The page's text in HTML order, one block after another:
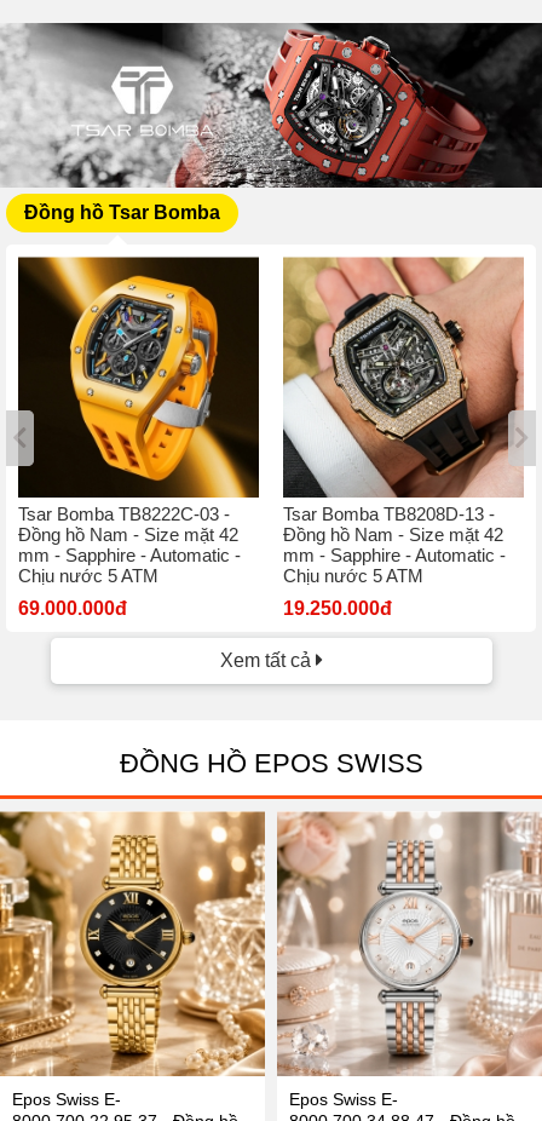
Đồng hồ Tsar Bomba
Tsar Bomba TB8222C-03 -
Đồng hồ Nam - Size mặt 42
mm - Sapphire - Automatic -
Chịu nước 5 ATM
69.000.000đ
Tsar Bomba TB8208D-13 -
Đồng hồ Nam - Size mặt 42
mm - Sapphire - Automatic -
Chịu nước 5 ATM
19.250.000đ
Xem tất cả
ĐỒNG HỒ EPOS SWISS
Epos Swiss E-
Epos Swiss E-